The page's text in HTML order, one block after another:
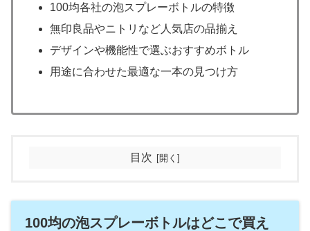
100均各社の泡スプレーボトルの特徴
無印良品やニトリなど人気店の品揃え
デザインや機能性で選ぶおすすめボトル
用途に合わせた最適な一本の見つけ方
目次
100均の泡スプレーボトルはどこで買え